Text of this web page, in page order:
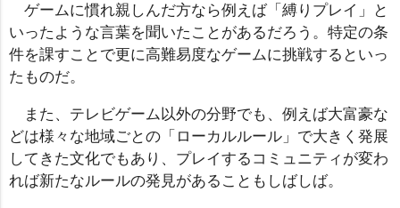
ゲームに慣れ親しんだ方なら例えば「縛りプレイ」と
いったような言葉を聞いたことがあるだろう。特定の条
件を課すことで更に高難易度なゲームに挑戦するといっ
たものだ。
また、テレビゲーム以外の分野でも、例えば大富豪な
どは様々な地域ごとの「ローカルルール」で大きく発展
してきた文化でもあり、プレイするコミュニティが変わ
れば新たなルールの発見があることもしばしば。